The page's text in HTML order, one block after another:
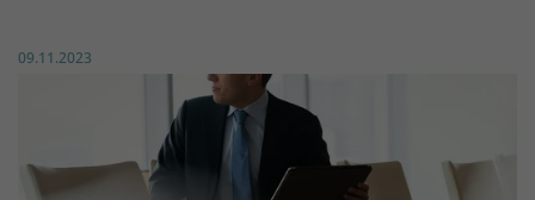
Veröffentlicht am:
09.11.2023